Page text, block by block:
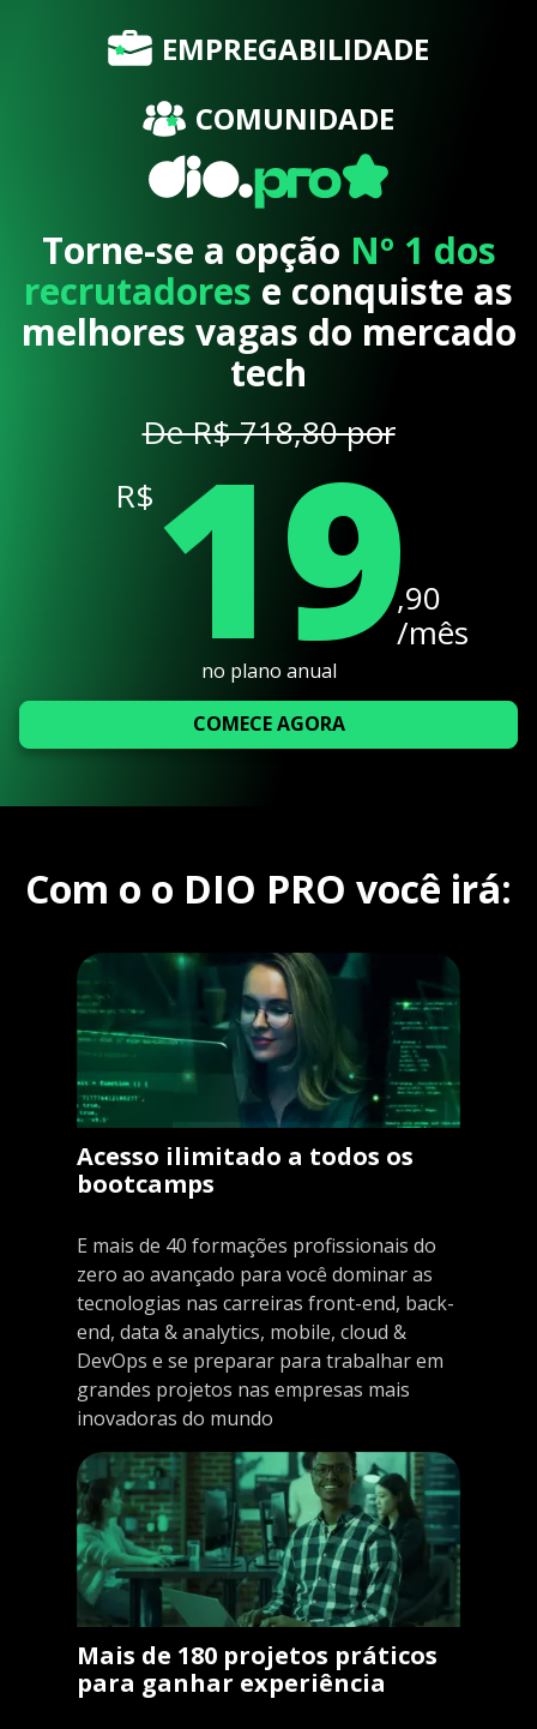
EMPREGABILIDADE
COMUNIDADE
Torne-se a opção Nº 1 dos
recrutadores e conquiste as
melhores vagas do mercado
tech
De R$ 718,80 por
R$ 19,90
/mês
no plano anual
COMECE AGORA
Com o o DIO PRO você irá:
Acesso ilimitado a todos os
bootcamps
E mais de 40 formações profissionais do
zero ao avançado para você dominar as
tecnologias nas carreiras front-end, back-
end, data & analytics, mobile, cloud &
DevOps e se preparar para trabalhar em
grandes projetos nas empresas mais
inovadoras do mundo
Mais de 180 projetos práticos
para ganhar experiência